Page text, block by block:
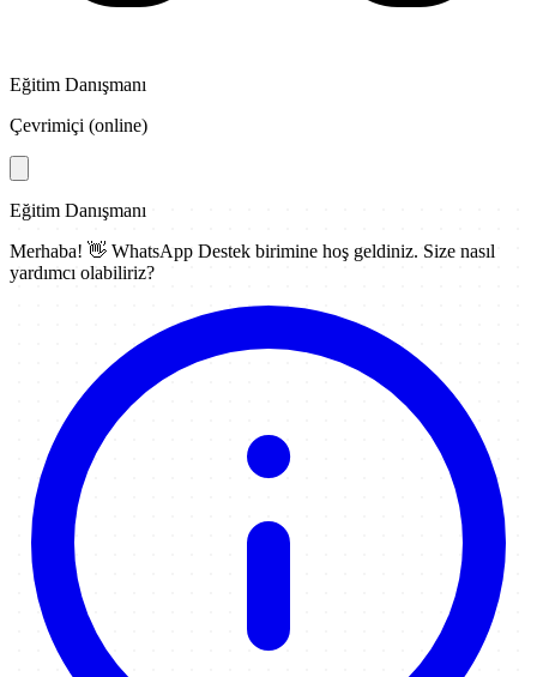
Eğitim Danışmanı
Çevrimiçi (online)
Eğitim Danışmanı
Merhaba! 👋 WhatsApp Destek birimine hoş geldiniz. Size nasıl
yardımcı olabiliriz?